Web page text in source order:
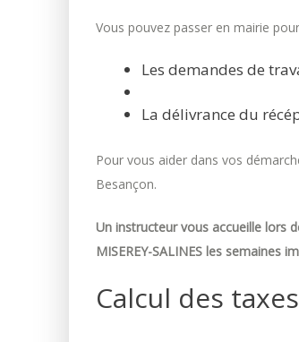
Vous pouvez passer en mairie
Les demandes de
La délivrance du
Pour vous aider dans vos
Besançon.
Un instructeur vous accueille lors
MISEREY-SALINES les semaines
Calcul des